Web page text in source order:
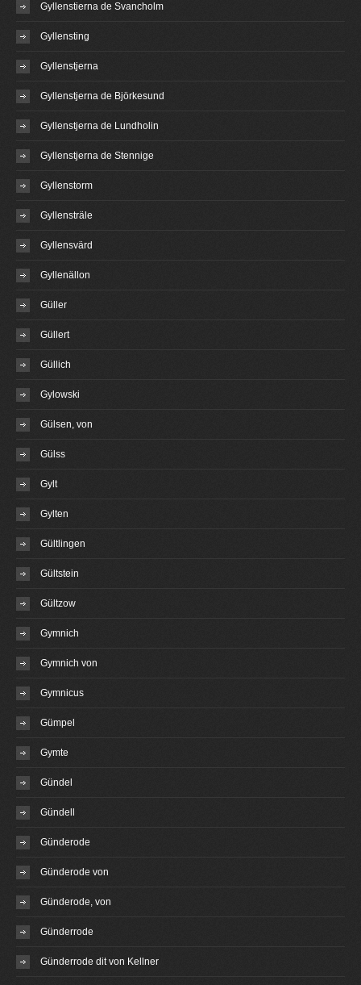
Gyllenstierna de Svancholm
Gyllensting
Gyllenstjerna
Gyllenstjerna de Björkesund
Gyllenstjerna de Lundholin
Gyllenstjerna de Stennige
Gyllenstorm
Gyllensträle
Gyllensvärd
Gyllenällon
Güller
Güllert
Güllich
Gylowski
Gülsen, von
Gülss
Gylt
Gylten
Gültlingen
Gültstein
Gültzow
Gymnich
Gymnich von
Gymnicus
Gümpel
Gymte
Gündel
Gündell
Günderode
Günderode von
Günderode, von
Günderrode
Günderrode dit von Kellner